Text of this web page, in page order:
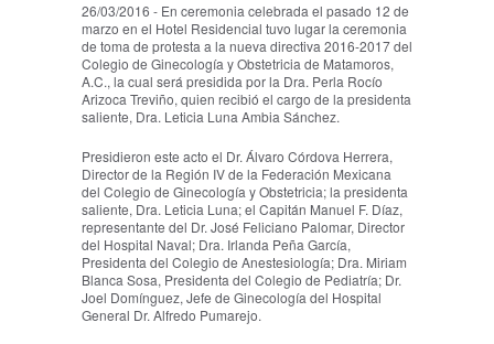
26/03/2016 - En ceremonia celebrada el pasado 12 de
marzo en el Hotel Residencial tuvo lugar la ceremonia
de toma de protesta a la nueva directiva 2016-2017 del
Colegio de Ginecología y Obstetricia de Matamoros,
A.C., la cual será presidida por la Dra. Perla Rocío
Arizoca Treviño, quien recibió el cargo de la presidenta
saliente, Dra. Leticia Luna Ambia Sánchez.
Presidieron este acto el Dr. Álvaro Córdova Herrera,
Director de la Región IV de la Federación Mexicana
del Colegio de Ginecología y Obstetricia; la presidenta
saliente, Dra. Leticia Luna; el Capitán Manuel F. Díaz,
representante del Dr. José Feliciano Palomar, Director
del Hospital Naval; Dra. Irlanda Peña García,
Presidenta del Colegio de Anestesiología; Dra. Miriam
Blanca Sosa, Presidenta del Colegio de Pediatría; Dr.
Joel Domínguez, Jefe de Ginecología del Hospital
General Dr. Alfredo Pumarejo.